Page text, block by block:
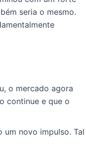
seria o mesmo.
o mercado agora
continue e que o
um novo impulso. Tal